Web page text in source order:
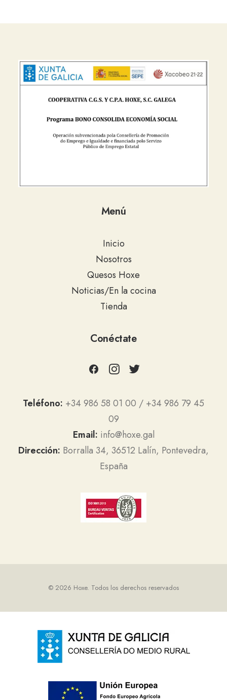
Menú
Inicio
Nosotros
Quesos Hoxe
Noticias/En la cocina
Tienda
Conéctate
Teléfono: +34 986 58 01 00 / +34 986 79 45
09
Email: info@hoxe.gal
Dirección: Borralla 34, 36512 Lalín, Pontevedra,
España
© 2026 Hoxe. Todos los derechos reservados